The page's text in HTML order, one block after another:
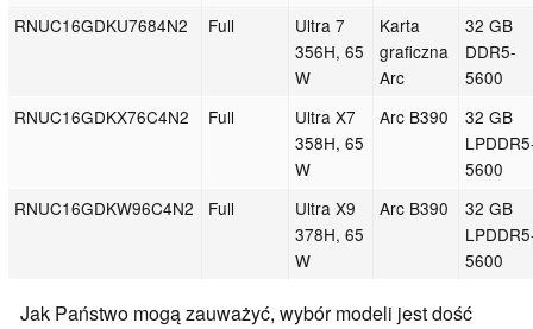
RNUC16GDKU7684N2
Full
Ultra 7
356H, 65
W
Karta
graficzna
Arc
32 GB
DDR5-
5600
RNUC16GDKX76C4N2
Full
Ultra X7
358H, 65
W
Arc B390
32 GB
5600
RNUC16GDKW96C4N2
Full
Ultra X9
378H, 65
W
Arc B390
32 GB
5600
Jak Państwo mogą zauważyć, wybór modeli jest dość